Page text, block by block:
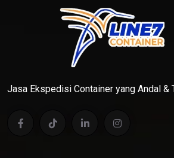
Jasa Ekspedisi Container yang Andal &